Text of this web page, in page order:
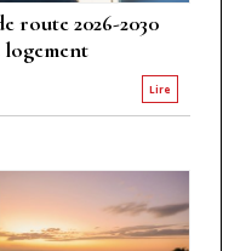
route 2026-2030
logement
Lire